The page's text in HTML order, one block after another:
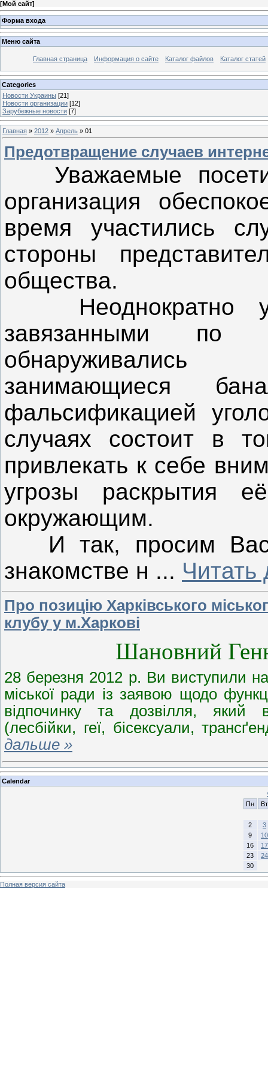
[Мой сайт]
Форма входа
Меню сайта
Главная страница Информация о сайте Каталог файлов Каталог статей
Categories
Новости Украины [21]
Новости организации [12]
Зарубежные новости [7]
Главная » 2012 » Апрель » 01
Предотвращение случаев
Уважаемые
организация
время участились
стороны
общества.
Неоднократно
завязанными по
обнаруживались
занимающиеся
фальсификацией
случаях состоит в
привлекать к себе
угрозы раскрытия
окружающим.
И так, просим Вас
знакомстве н ...
Про позицію Харківського
клубу у м.Харкові
Шановний
28 березня 2012 р. Ви виступили на
міської ради із заявою щодо
відпочинку та дозвілля, який
(лесбійки, геї, бісексуали,
дальше »
Calendar
Пн
Вт
2
3
9
10
16
17
23
24
30
Полная версия сайта